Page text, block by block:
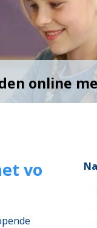
online
vo